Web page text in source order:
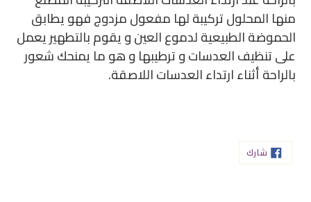
منها المحلول تركيبة لها مفعول مزدوج فهو يطابق
الحموضة الطبيعية لدموع العين و يقوم بالتطهير يعمل
على تنظيف العدسات و ترطيبها و هو ما يمنحك شعور
بالراحة أثناء ارتداء العدسات اللاصقة.
شاركشارك
على
الفيسبوك